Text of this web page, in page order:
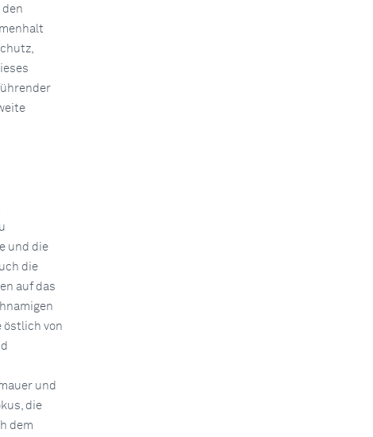
den
und die
die
auf das
östlich von
und
die
dem